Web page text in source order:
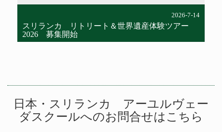
2026-7-14
スリランカ リトリート＆世界遺産体験ツアー
2026 募集開始
日本・スリランカ アーユルヴェー
ダスクールへのお問合せはこちら